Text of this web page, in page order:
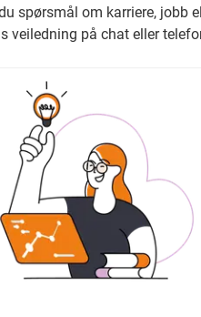
spørsmål om karriere, jobb
veiledning på chat eller